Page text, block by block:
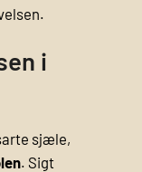
i
sjæle,
. Sigt